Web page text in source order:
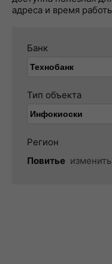
адреса и время
Банк
Тип объекта
Регион
Повитье изменить